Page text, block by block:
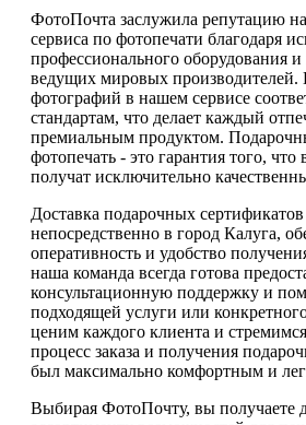
ФотоПочта заслужила репутацию
сервиса по фотопечати благодаря
профессионального оборудования и
ведущих мировых производителей.
фотографий в нашем сервисе
стандартам, что делает каждый
премиальным продуктом.
фотопечать - это гарантия того,
получат исключительно
Доставка подарочных сертификатов
непосредственно в город Калуга,
оперативность и удобство
наша команда всегда готова
консультационную поддержку и
подходящей услуги или
ценим каждого клиента и
процесс заказа и получения
был максимально комфортным и
Выбирая ФотоПочту, вы получаете